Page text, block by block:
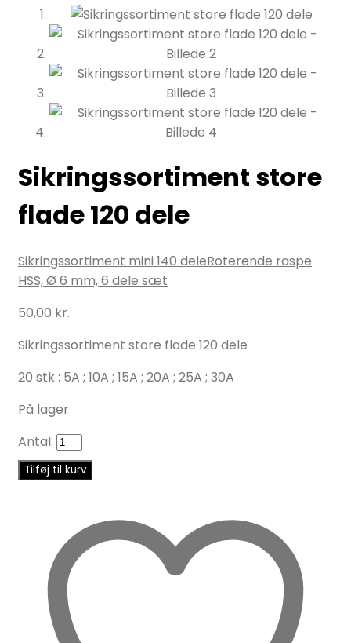
Sikringssortiment store
flade 120 dele
Sikringssortiment mini 140 deleRoterende raspe
HSS, Ø 6 mm, 6 dele sæt
50,00 kr.
Sikringssortiment store flade 120 dele
20 stk : 5A ; 10A ; 15A ; 20A ; 25A ; 30A
På lager
Antal:
Tilføj til kurv